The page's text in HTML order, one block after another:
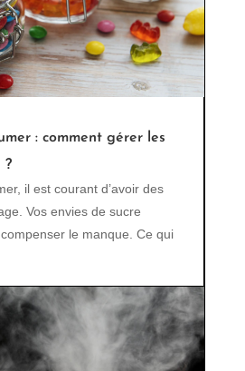
: comment gérer les
?
il est courant d’avoir des
Vos envies de sucre
le manque. Ce qui